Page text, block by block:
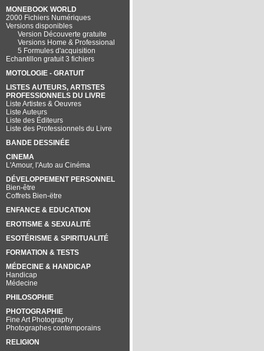
MONEBOOK WORLD
2000 Fichiers Numériques
Versions disponibles
Version Découverte gratuite
Versions Home & Professional
5 Formules d'acquisition
Echantillon gratuit 3 fichiers
MOTOLOGIE - GRATUIT
LISTES AUTEURS, ARTISTES
PROFESSIONNELS DU LIVRE
Liste Artistes & Oeuvres
Liste Auteurs
Liste des Éditeurs
Liste des Professionnels du Livre
BANDE DESSINÉE
CINEMA
L'Amour, l'Auto au Cinéma
DÉVELOPPEMENT PERSONNEL
Bien-être
Coffrets Bien-ëtre
ENFANCE & EDUCATION
EROTISME & SEXUALITÉ
ESOTÉRISME & SPIRITUALITÉ
FORMATION & TESTS
MÉDECINE & HANDICAP
Handicap
Médecine
PHILOSOPHIE
PHOTOGRAPHIE
Fine Art Photography
Photographes contemporains
RELIGION